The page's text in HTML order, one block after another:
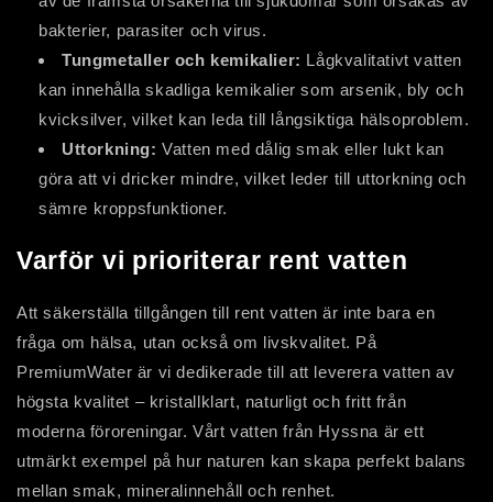
bakterier, parasiter och virus.
Tungmetaller och kemikalier: Lågkvalitativt vatten
kan innehålla skadliga kemikalier som arsenik, bly och
kvicksilver, vilket kan leda till långsiktiga hälsoproblem.
Uttorkning: Vatten med dålig smak eller lukt kan
göra att vi dricker mindre, vilket leder till uttorkning och
sämre kroppsfunktioner.
Varför vi prioriterar rent vatten
Att säkerställa tillgången till rent vatten är inte bara en
fråga om hälsa, utan också om livskvalitet. På
PremiumWater är vi dedikerade till att leverera vatten av
högsta kvalitet – kristallklart, naturligt och fritt från
moderna föroreningar. Vårt vatten från Hyssna är ett
utmärkt exempel på hur naturen kan skapa perfekt balans
mellan smak, mineralinnehåll och renhet.